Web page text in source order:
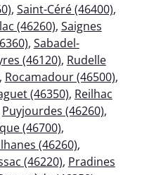
, Saint-Céré (46400),
(46260), Saignes
, Sabadel-
(46120), Rudelle
, Rocamadour (46500),
(46350), Reilhac
Puyjourdes (46260),
(46700),
(46260),
(46220), Pradines